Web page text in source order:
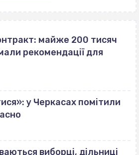
майже 200 тисяч
рекомендації для
у Черкасах помітили
виборці, дільниці